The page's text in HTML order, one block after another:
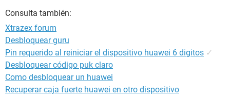
Consulta también:
Xtrazex forum
Desbloquear guru
Pin requerido al reiniciar el dispositivo huawei 6 digitos ✓
Desbloquear código puk claro
Como desbloquear un huawei
Recuperar caja fuerte huawei en otro dispositivo